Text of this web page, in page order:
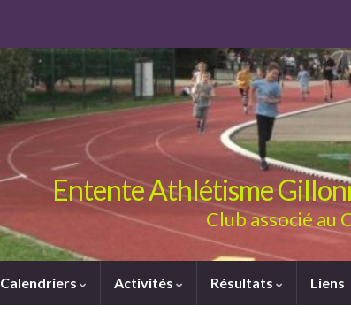
Entente Athlétisme
Club associé au
Calendriers Activités Résultats Liens